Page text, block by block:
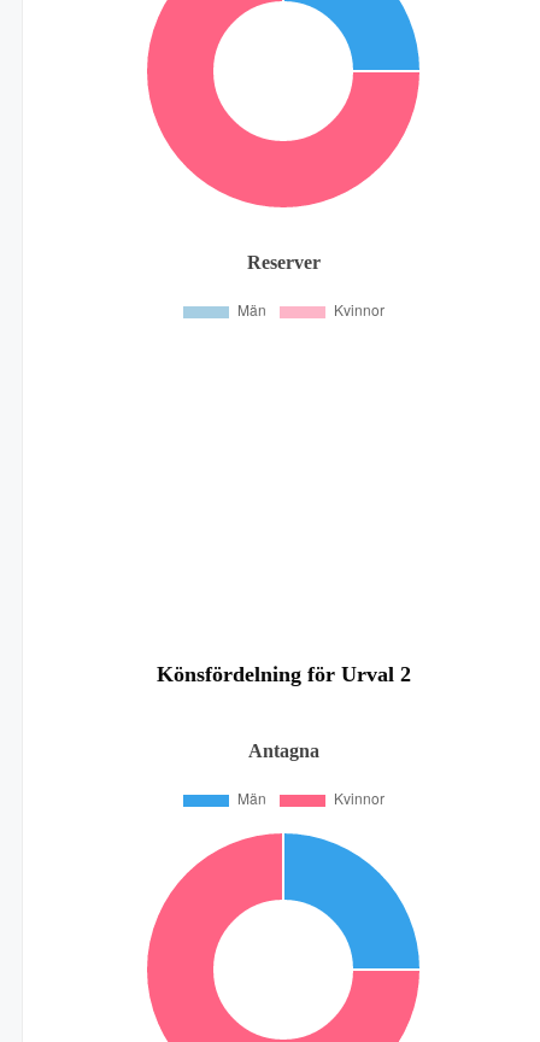
Reserver
Könsfördelning för Urval 2
Antagna